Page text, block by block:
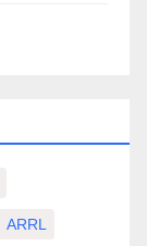
ARRL